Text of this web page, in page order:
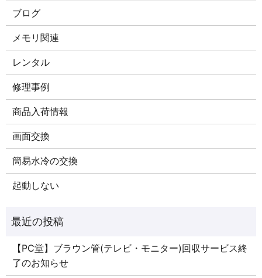
ブログ
メモリ関連
レンタル
修理事例
商品入荷情報
画面交換
簡易水冷の交換
起動しない
【PC堂】ブラウン管(テレビ・モニター)回収サービス終
了のお知らせ